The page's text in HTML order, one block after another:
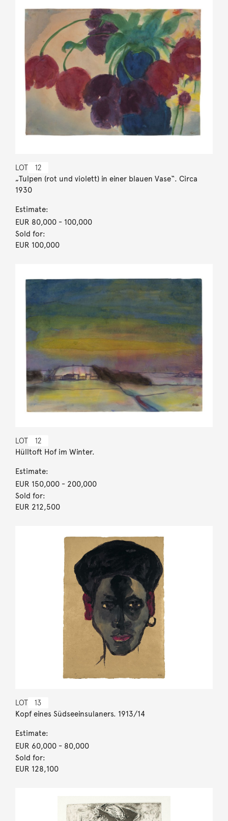
LOT 12
„Tulpen (rot und violett) in einer blauen Vase“. Circa
1930
Estimate:
EUR 80,000- 100,000
Sold for:
EUR 100,000
LOT 12
Hülltoft Hof im Winter.
Estimate:
EUR 150,000- 200,000
Sold for:
EUR 212,500
LOT 13
Kopf eines Südseeinsulaners. 1913/14
Estimate:
EUR 60,000- 80,000
Sold for:
EUR 128,100